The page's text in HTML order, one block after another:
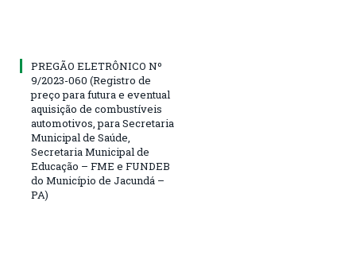
PREGÃO ELETRÔNICO Nº
9/2023-060 (Registro de
preço para futura e eventual
aquisição de combustíveis
automotivos, para Secretaria
Municipal de Saúde,
Secretaria Municipal de
Educação – FME e FUNDEB
do Município de Jacundá –
PA)